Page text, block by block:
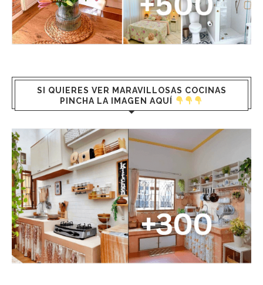
SI QUIERES VER MARAVILLOSAS COCINAS
PINCHA LA IMAGEN AQUÍ